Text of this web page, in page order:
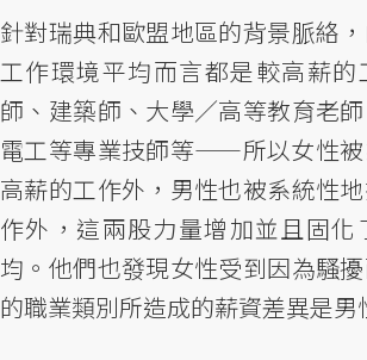
針對瑞典和歐盟地區的背景脈絡
工作環境平均而言都是較高薪
師、建築師、大學／高等教育老
電工等專業技師等——所以女性被
高薪的工作外，男性也被系統性
作外，這兩股力量增加並且固化
均。他們也發現女性受到因為騷
的職業類別所造成的薪資差異是男